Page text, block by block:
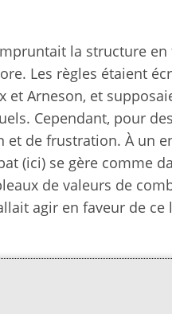
la structure
Les règles étaient
et Arneson, et
Cependant, pour
et de frustration. À un
(ici) se gère comme
de valeurs de
agir en faveur de